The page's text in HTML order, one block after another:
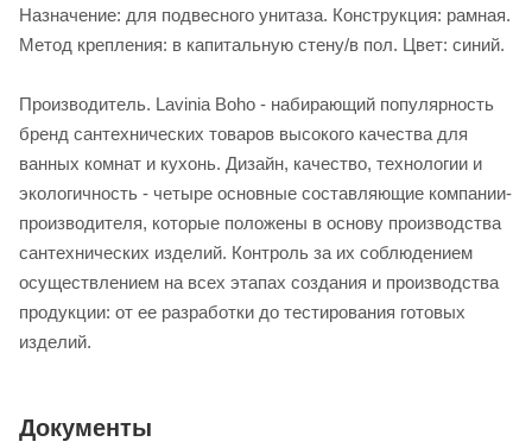
Назначение: для подвесного унитаза. Конструкция: рамная.
Метод крепления: в капитальную стену/в пол. Цвет: синий.
Производитель. Lavinia Boho - набирающий популярность
бренд сантехнических товаров высокого качества для
ванных комнат и кухонь. Дизайн, качество, технологии и
экологичность - четыре основные составляющие компании-
производителя, которые положены в основу производства
сантехнических изделий. Контроль за их соблюдением
осуществлением на всех этапах создания и производства
продукции: от ее разработки до тестирования готовых
изделий.
Документы